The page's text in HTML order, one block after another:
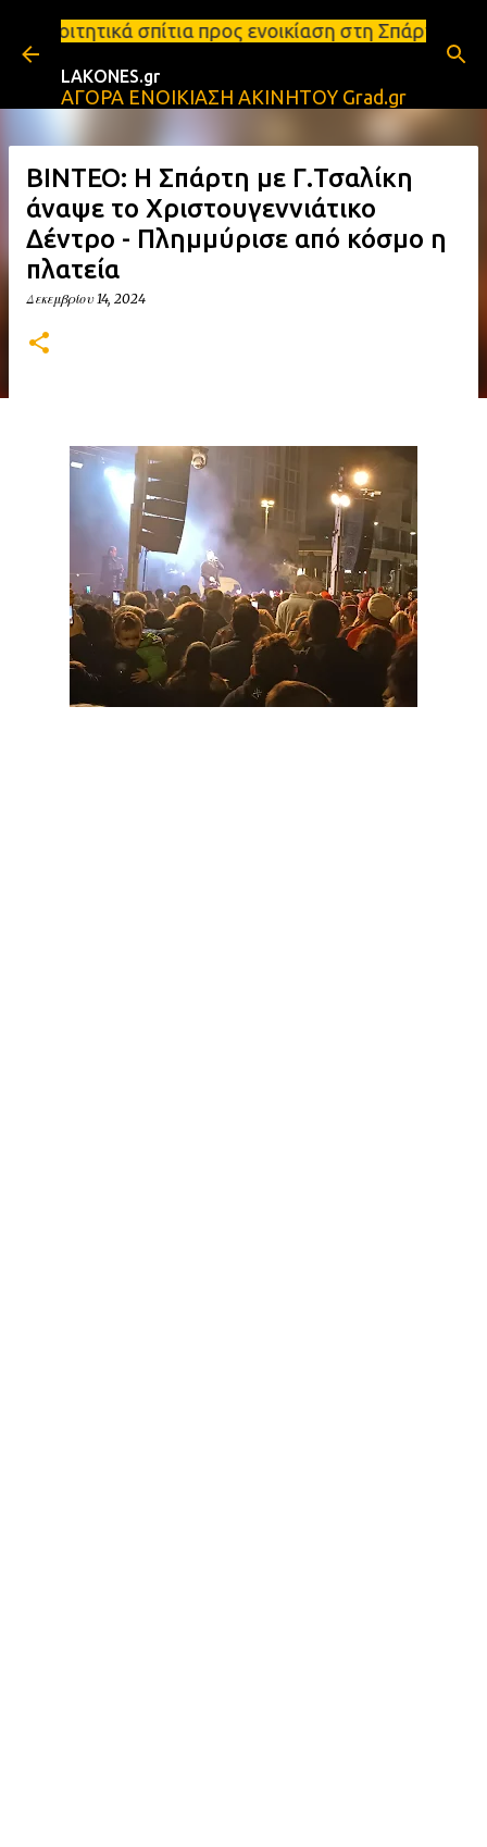
Μετάβαση στο κύριο περιεχόμενο
προς ενοικίαση στη Σπάρτη Ενοικιάσεις
LAKONES.gr
ΑΓΟΡΑ ΕΝΟΙΚΙΑΣΗ ΑΚΙΝΗΤΟΥ Grad.gr
ΒΙΝΤΕΟ: Η Σπάρτη με Γ.Τσαλίκη
άναψε το Χριστουγεννιάτικο
Δέντρο - Πλημμύρισε από κόσμο η
πλατεία
Δεκεμβρίου 14, 2024